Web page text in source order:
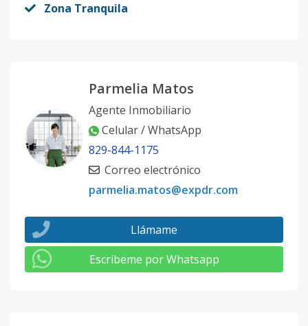
Zona Tranquila
Parmelia Matos
Agente Inmobiliario
Celular / WhatsApp
829-844-1175
Correo electrónico
parmelia.matos@expdr.com
Llámame
Escribeme por Whatsapp